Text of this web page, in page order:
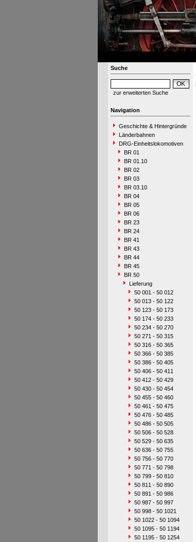
Suche
zur erweiterten Suche
Navigation
Geschichte & Hintergründe
Länderbahnen
DRG-Einheitslokomotiven
BR 01
BR 01.10
BR 02
BR 03
BR 03.10
BR 04
BR 05
BR 06
BR 23
BR 24
BR 41
BR 43
BR 44
BR 45
BR 50
Lieferung
50 001 - 50 012
50 013 - 50 122
50 123 - 50 173
50 174 - 50 233
50 234 - 50 270
50 271 - 50 315
50 316 - 50 365
50 366 - 50 385
50 386 - 50 405
50 406 - 50 411
50 412 - 50 429
50 430 - 50 454
50 455 - 50 460
50 461 - 50 475
50 476 - 50 485
50 486 - 50 505
50 506 - 50 528
50 529 - 50 635
50 636 - 50 755
50 756 - 50 770
50 771 - 50 798
50 799 - 50 810
50 811 - 50 890
50 891 - 50 986
50 987 - 50 997
50 998 - 50 1021
50 1022 - 50 1094
50 1095 - 50 1194
50 1195 - 50 1254